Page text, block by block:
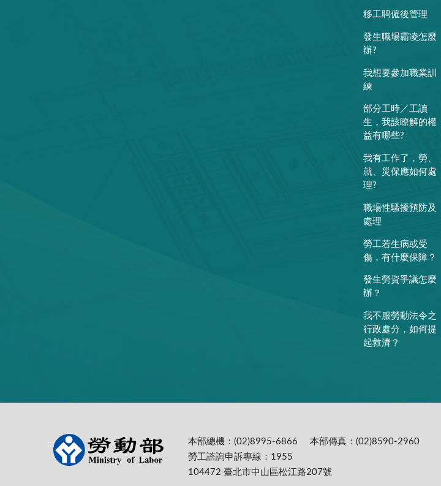
移工聘僱後管理
發生職場霸凌怎麼
辦?
我想要參加職業訓
練
部分工時／工讀
生，我該瞭解的權
益有哪些?
我有工作了，勞、
就、災保應如何處
理?
職場性騷擾預防及
處理
勞工若生病或受
傷，有什麼保障？
發生勞資爭議怎麼
辦？
我不服勞動法令之
行政處分，如何提
起救濟？
::: 本部總機：(02)8995-6866
本部傳真：(02)8590-2960
勞工諮詢申訴專線：1955
104472 臺北市中山區松江路207號